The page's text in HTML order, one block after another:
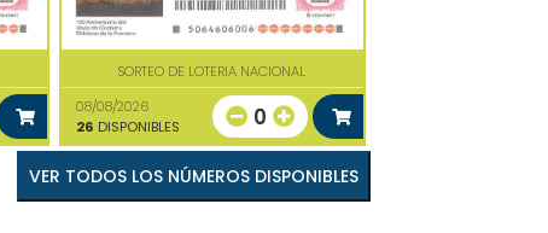
SORTEO DE LOTERIA NACIONAL
08/08/2026
26 DISPONIBLES 0
VER TODOS LOS NÚMEROS DISPONIBLES